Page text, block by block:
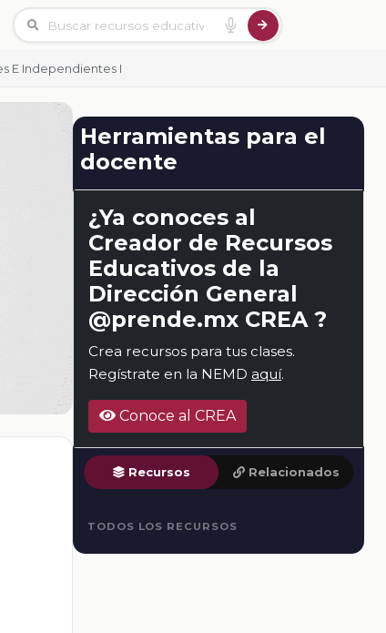
E Independientes I
Herramientas para el
docente
¿Ya conoces al
Creador de Recursos
Educativos de la
Dirección General
@prende.mx CREA ?
Crea recursos para tus clases.
Regístrate en la NEMD aquí.
Conoce al CREA
Recursos Relacionados
TODOS LOS RECURSOS